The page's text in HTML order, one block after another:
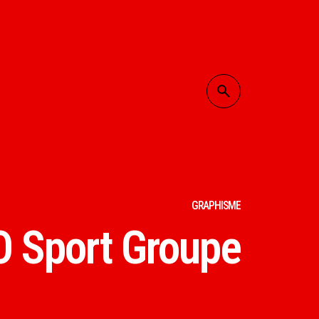
GRAPHISME
Sport Groupe